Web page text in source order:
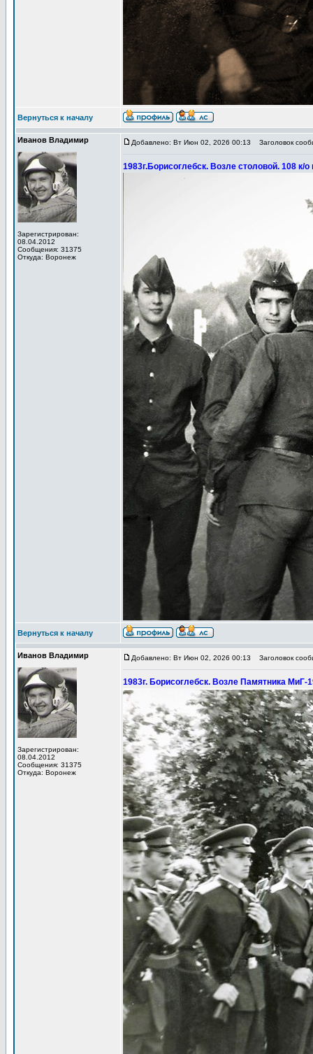
Вернуться к началу
Иванов Владимир
Зарегистрирован:
08.04.2012
Сообщения: 31375
Откуда: Воронеж
Добавлено: Вт Июн 02, 2026 00:13 Заголовок
1983г.Борисоглебск. Возле столовой. 108
Вернуться к началу
Иванов Владимир
Зарегистрирован:
08.04.2012
Сообщения: 31375
Откуда: Воронеж
Добавлено: Вт Июн 02, 2026 00:13 Заголовок
1983г. Борисоглебск. Возле Памятника МиГ-